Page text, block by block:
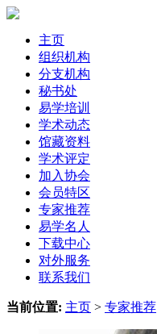
主页
组织机构
分支机构
秘书处
易学培训
学术动态
馆藏资料
学术评定
加入协会
会员特区
专家推荐
易学名人
下载中心
对外服务
联系我们
当前位置: 主页 > 专家推荐